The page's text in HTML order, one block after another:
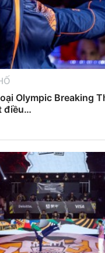
Olympic Breaking
điều…